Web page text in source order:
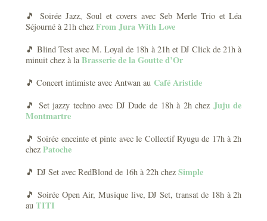
🎵 Soirée Jazz, Soul et covers avec Seb Merle Trio et Léa
Séjourné à 21h chez From Jura With Love
🎵 Blind Test avec M. Loyal de 18h à 21h et DJ Click de 21h à
minuit chez à laBrasserie de la Goutte d’Or
🎵 Concert intimiste avec Antwan au Café Aristide
🎵 Set jazzy techno avec DJ Dude de 18h à 2h chez Juju de
Montmartre
🎵 Soirée enceinte et pinte avec le Collectif Ryugu de 17h à 2h
chez Patoche
🎵 DJ Set avec RedBlond de 16h à 22h chez Simple
🎵 Soirée Open Air, Musique live, DJ Set, transat de 18h à 2h
au TITI